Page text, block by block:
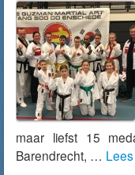
maar liefst 15
Barendrecht, …